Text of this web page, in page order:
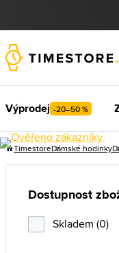
Výprodej -20–50 %
TimestoreDámské hodinky
Dostupnost
Skladem (0)